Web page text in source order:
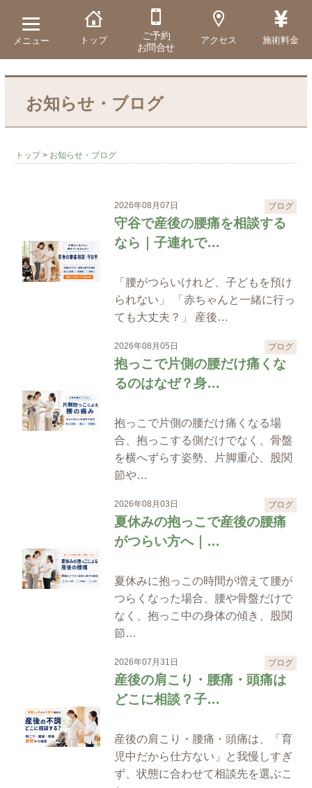
メニュー トップ
ご予約
お問合せ
アクセス 施術料金
お知らせ・ブログ
トップ> お知らせ・ブログ
2026年08月07日 ブログ
守谷で産後の腰痛を相談する
なら｜子連れで…
「腰がつらいけれど、子どもを預け
られない」 「赤ちゃんと一緒に行っ
ても大丈夫？」 産後…
2026年08月05日 ブログ
抱っこで片側の腰だけ痛くな
るのはなぜ？身…
抱っこで片側の腰だけ痛くなる場
合、抱っこする側だけでなく、骨盤
を横へずらす姿勢、片脚重心、股関
節や…
2026年08月03日 ブログ
夏休みの抱っこで産後の腰痛
がつらい方へ｜…
夏休みに抱っこの時間が増えて腰が
つらくなった場合、腰や骨盤だけで
なく、抱っこ中の身体の傾き、股関
節…
2026年07月31日 ブログ
産後の肩こり・腰痛・頭痛は
どこに相談？子…
産後の肩こり・腰痛・頭痛は、「育
児中だから仕方ない」と我慢しすぎ
ず、状態に合わせて相談先を選ぶこ